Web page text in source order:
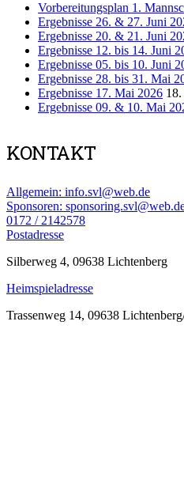
Vorbereitungsplan 1.
Ergebnisse 26. & 27. Juni
Ergebnisse 20. & 21. Juni
Ergebnisse 12. bis 14. Juni
Ergebnisse 05. bis 10. Juni
Ergebnisse 28. bis 31. Mai
Ergebnisse 17. Mai 2026
Ergebnisse 09. & 10. Mai
KONTAKT
Allgemein: info.svl@web.de
Sponsoren:
0172 / 2142578
Postadresse
Silberweg 4, 09638 Lichtenberg
Heimspieladresse
Trassenweg 14, 09638